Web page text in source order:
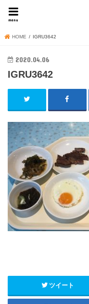
menu
HOME IGRU3642
2020.04.06
IGRU3642
ツイート